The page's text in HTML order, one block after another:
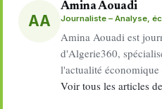
AA
Amina Aouadi
Journaliste – Analyse,
Amina Aouadi est
d'Algerie360,
l'actualité économique
Voir tous les articles